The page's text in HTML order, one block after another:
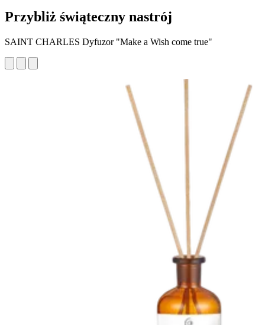
Przybliż świąteczny nastrój
SAINT CHARLES Dyfuzor "Make a Wish come true"